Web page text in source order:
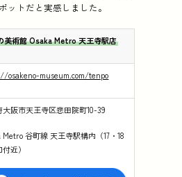
ットだと実感しました。
美術館 Osaka Metro 天王寺駅店
osakeno-museum.com/tenpo
大阪市天王寺区悲田院町10-39
Metro 谷町線 天王寺駅構内（17・18
近）